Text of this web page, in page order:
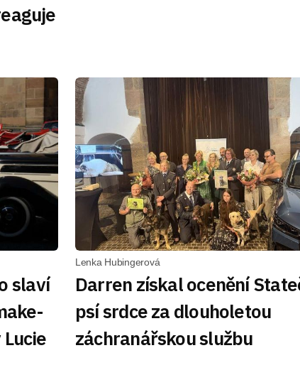
slaví
Lenka Hubingerová
Darren získal ocenění
psí srdce za dlouholetou
záchranářskou službu